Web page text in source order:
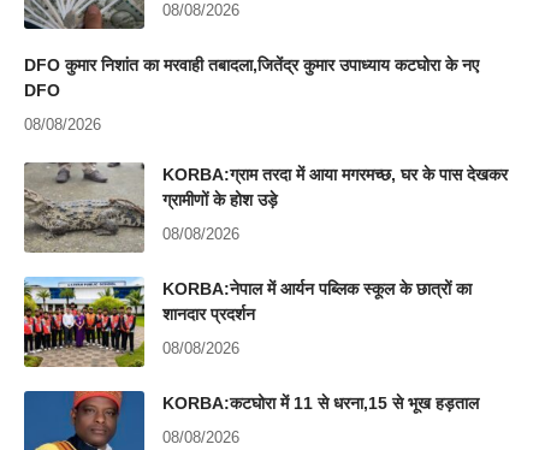
08/08/2026
DFO कुमार निशांत का मरवाही तबादला,जितेंद्र कुमार उपाध्याय कटघोरा के नए
DFO
08/08/2026
KORBA:ग्राम तरदा में आया मगरमच्छ, घर के पास देखकर
ग्रामीणों के होश उड़े
08/08/2026
KORBA:नेपाल में आर्यन पब्लिक स्कूल के छात्रों का
शानदार प्रदर्शन
08/08/2026
KORBA:कटघोरा में 11 से धरना,15 से भूख हड़ताल
08/08/2026